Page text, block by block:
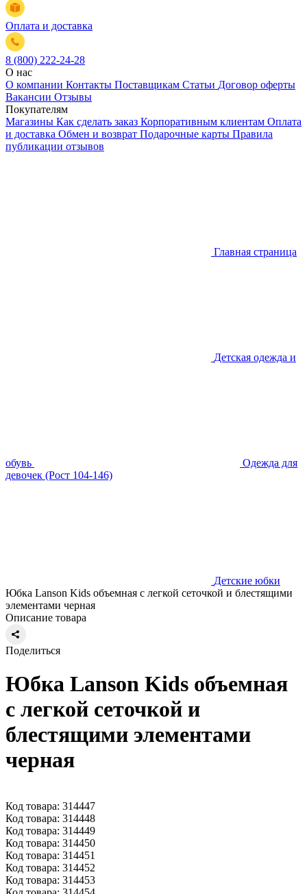
Оплата и доставка
8 (800) 222-24-28
О нас
О компании Контакты Поставщикам Статьи Договор оферты
Вакансии Отзывы
Покупателям
Магазины Как сделать заказ Корпоративным клиентам Оплата
и доставка Обмен и возврат Подарочные карты Правила
публикации отзывов
Главная страница
Детская одежда и
обувь
Одежда для
девочек (Рост 104-146)
Детские юбки
Юбка Lanson Kids объемная с легкой сеточкой и блестящими
элементами черная
Описание товара
Поделиться
Юбка Lanson Kids объемная
с легкой сеточкой и
блестящими элементами
черная
Код товара: 314447
Код товара: 314448
Код товара: 314449
Код товара: 314450
Код товара: 314451
Код товара: 314452
Код товара: 314453